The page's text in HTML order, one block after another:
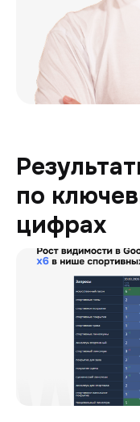
по
цифрах